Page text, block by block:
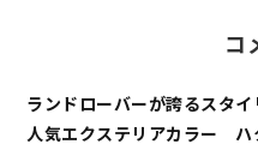
コ
ランドローバーが誇るスタ
人気エクステリアカラー ハ